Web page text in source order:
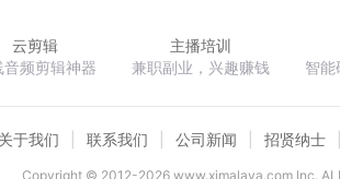
云剪辑
音频剪辑神器
主播培训
兼职副业，兴趣赚钱
智能
关于我们 联系我们 公司新闻 招贤纳士
Copyright © 2012-2026www.ximalaya.com lnc.